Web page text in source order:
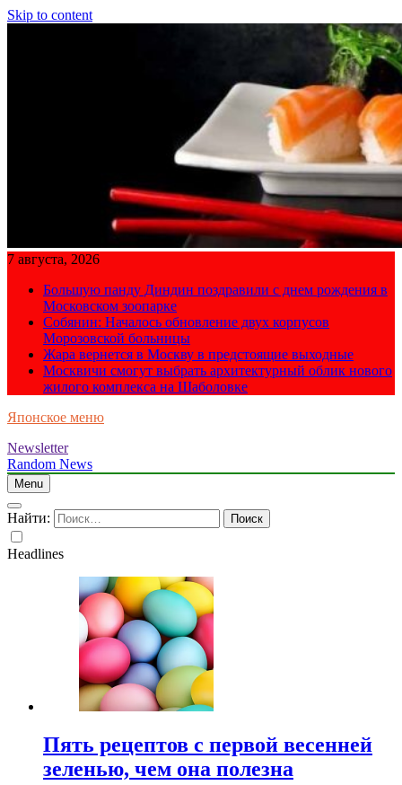
Skip to content
7 августа, 2026
Большую панду Диндин поздравили с днем рождения в
Московском зоопарке
Собянин: Началось обновление двух корпусов
Морозовской больницы
Жара вернется в Москву в предстоящие выходные
Москвичи смогут выбрать архитектурный облик нового
жилого комплекса на Шаболовке
Японское меню
Newsletter
Random News
Menu
Найти:
Headlines
Пять рецептов с первой весенней
зеленью, чем она полезна